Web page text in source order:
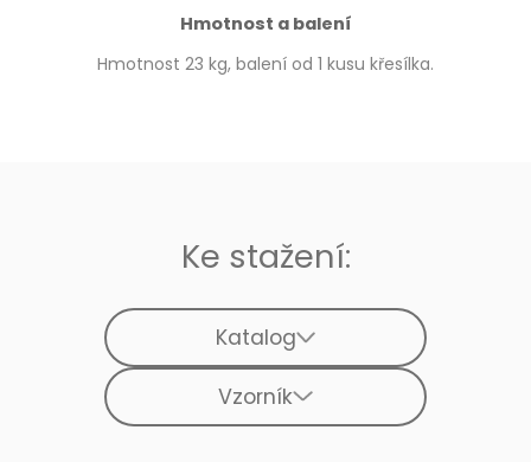
Hmotnost a balení
Hmotnost 23 kg, balení od 1 kusu křesílka.
Ke stažení:
Katalog
Vzorník